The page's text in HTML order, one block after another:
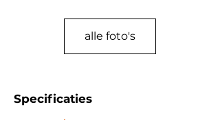
alle foto's
Specificaties